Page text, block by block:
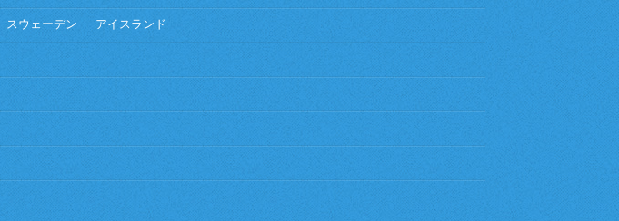
スウェーデン アイスランド